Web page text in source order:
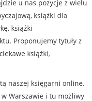
u nas pozycje z wielu
książki dla
książki
Proponujemy tytuły z
książki,
naszej księgarni online.
Warszawie i tu możliwy